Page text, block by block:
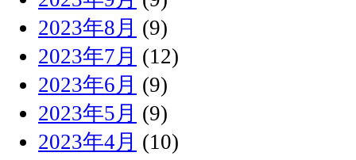
2023年8月 (9)
2023年7月 (12)
2023年6月 (9)
2023年5月 (9)
2023年4月 (10)